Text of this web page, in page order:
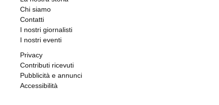
Chi siamo
Contatti
I nostri giornalisti
I nostri eventi
Privacy
Contributi ricevuti
Pubblicità e annunci
Accessibilità